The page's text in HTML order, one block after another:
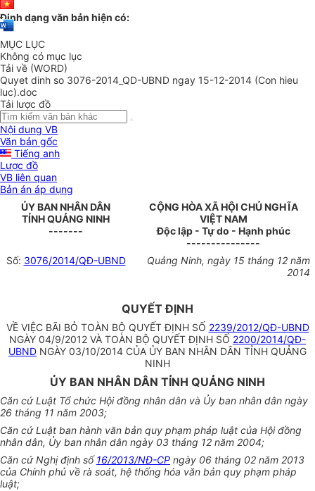
Định dạng văn bản hiện có:
MỤC LỤC
Không có mục lục
Tải về (WORD)
Quyet dinh so 3076-2014_QD-UBND ngay 15-12-2014 (Con hieu
luc).doc
Tải lược đồ
Nội dung VB
Văn bản gốc
Tiếng anh
Lược đồ
VB liên quan
Bản án áp dụng
ỦY BAN NHÂN DÂN
TỈNH QUẢNG NINH
-------
CỘNG HÒA XÃ HỘI CHỦ NGHĨA
VIỆT NAM
Độc lập - Tự do - Hạnh phúc
---------------
Số: 3076/2014/QĐ-UBND
Quảng Ninh, ngày 15 tháng 12 năm
2014
QUYẾT ĐỊNH
VỀ VIỆC BÃI BỎ TOÀN BỘ QUYẾT ĐỊNH SỐ 2239/2012/QĐ-UBND
NGÀY 04/9/2012 VÀ TOÀN BỘ QUYẾT ĐỊNH SỐ 2200/2014/QĐ-
UBND NGÀY 03/10/2014 CỦA ỦY BAN NHÂN DÂN TỈNH QUẢNG
NINH
ỦY BAN NHÂN DÂN TỈNH QUẢNG NINH
Căn cứ Luật Tổ chức Hội đồng nhân dân và Ủy ban nhân dân ngày
26 tháng 11 năm 2003;
Căn cứ Luật ban hành văn bản quy phạm pháp luật của Hội đồng
nhân dân, Ủy ban nhân dân ngày 03 tháng 12 năm 2004;
Căn cứ Nghị định số16/2013/NĐ-CP ngày 06 tháng 02 năm 2013
của Chính phủ về rà soát, hệ thống hóa văn bản quy phạm pháp
luật;